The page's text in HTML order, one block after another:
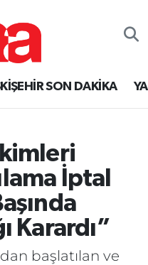
SON DAKİKA
İptal
Karardı”
başlatılan ve